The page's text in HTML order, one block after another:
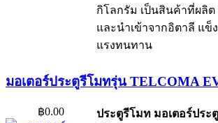
กิโลกรัม เป็นสินค้าที่ผลิต
และนำเข้าจากอิตาลี แข็ง
แรงทนทาน
มอเตอร์ประตูรีโมทรุ่น TELCOMA
฿0.00
ประตูรีโมท มอเตอร์ประตู